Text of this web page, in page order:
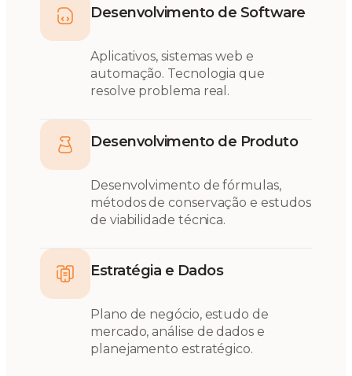
Desenvolvimento de Software
Aplicativos, sistemas web e
automação. Tecnologia que
resolve problema real.
Desenvolvimento de Produto
Desenvolvimento de fórmulas,
métodos de conservação e estudos
de viabilidade técnica.
Estratégia e Dados
Plano de negócio, estudo de
mercado, análise de dados e
planejamento estratégico.